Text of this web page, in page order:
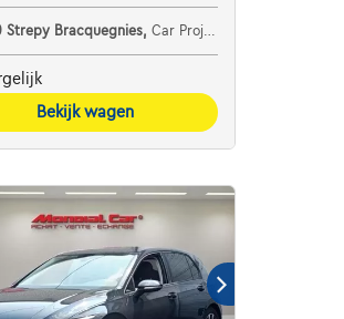
Strepy Bracquegnies,Car Project
Bekijk wagen